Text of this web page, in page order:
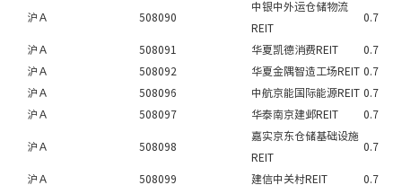
沪Ａ 508090
中银中外运仓储物流
REIT
0.7
沪Ａ 508091 华夏凯德消费REIT
0.7
沪Ａ
508092 华夏金隅智造工场REIT 0.7
沪Ａ
508096 中航京能国际能源REIT 0.7
沪Ａ
508097 华泰南京建邺REIT 0.7
沪Ａ 508098
嘉实京东仓储基础设施
REIT
0.7
沪Ａ 508099 建信中关村REIT
0.7